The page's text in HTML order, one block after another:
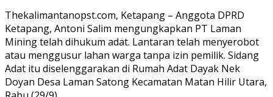
Thekalimantanopst.com, Ketapang – Anggota DPRD
Ketapang, Antoni Salim mengungkapkan PT Laman
Mining telah dihukum adat. Lantaran telah menyerobot
atau menggusur lahan warga tanpa izin pemilik. Sidang
Adat itu diselenggarakan di Rumah Adat Dayak Nek
Doyan Desa Laman Satong Kecamatan Matan Hilir Utara,